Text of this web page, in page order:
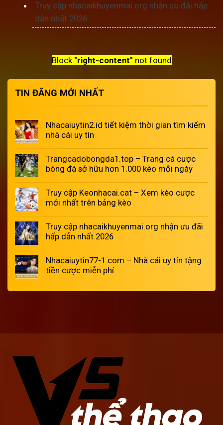
Truy cập nhacaikhuyenmai.org nhận ưu đãi hấp
dẫn nhất 2026
Block "right-content" not found
TIN ĐĂNG MỚI NHẤT
Nhacaiuytin2.id tiết kiệm thời gian tìm kiếm
nhà cái uy tín
Trangcadobongda1.top – Trang cá cược
bóng đá sở hữu hơn 1.000 kèo mỗi ngày
Truy cập Keonhacai.cat – Xem kèo cược
mới nhất trên bảng kèo
Truy cập nhacaikhuyenmai.org nhận ưu đãi
hấp dẫn nhất 2026
Nhacaiuytin77-1.com – Nhà cái uy tín tặng
tiền cược miễn phí